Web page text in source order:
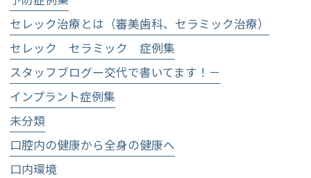
セレック治療とは（審美歯科、セラミック治療）
セレック セラミック 症例集
スタッフブログー交代で書いてます！－
インプラント症例集
未分類
口腔内の健康から全身の健康へ
口内環境